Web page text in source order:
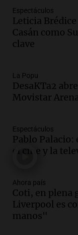
Marocco
Panorama
Episodios
Audio.
Panorama
Episodios
Audio.
Editorial
Episodios
día del
La Argentina
Episodios
Espectáculos
Leticia
Casán como
clave
La Popu
DesaKTa2
Movistar
Espectáculos
Pablo Palacio:
el cine y la
Ahora país
Coti, en plena
Liverpool es
manos"